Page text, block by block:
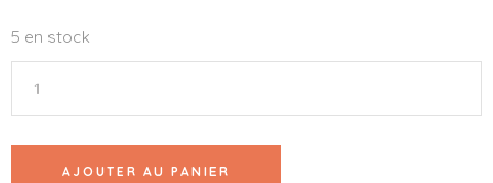
5 en stock
AJOUTER AU PANIER